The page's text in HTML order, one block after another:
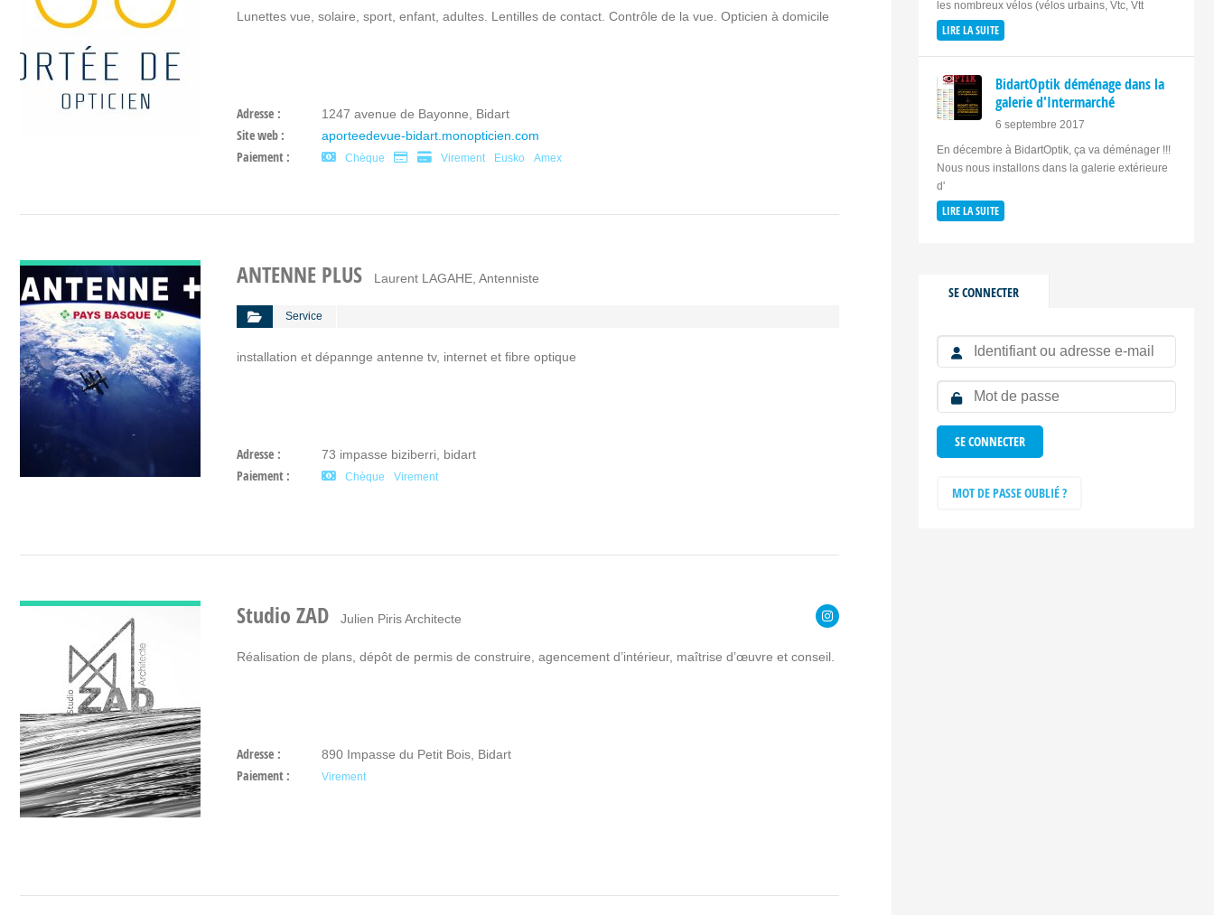
Lunettes vue, solaire, sport, enfant, adultes. Lentilles de contact. Contrôle de la vue. Opticien à domicile
Adresse : 1247 avenue de Bayonne, Bidart
Site web : aporteedevue-bidart.monopticien.com
Paiement : Chèque Virement Eusko Amex
ANTENNE PLUS Laurent LAGAHE, Antenniste
Service
installation et dépannge antenne tv, internet et fibre optique
Adresse : 73 impasse biziberri, bidart
Paiement : Chèque Virement
Studio ZAD Julien Piris Architecte
Réalisation de plans, dépôt de permis de construire, agencement d’intérieur, maîtrise d’œuvre et conseil.
Adresse : 890 Impasse du Petit Bois, Bidart
Paiement : Virement
les nombreux vélos (vélos urbains, Vtc, Vtt
LIRE LA SUITE
BidartOptik déménage dans la
galerie d'Intermarché
6 septembre 2017
En décembre à BidartOptik, ça va déménager !!!
Nous nous installons dans la galerie extérieure
d'
LIRE LA SUITE
SE CONNECTER
MOT DE PASSE OUBLIÉ ?